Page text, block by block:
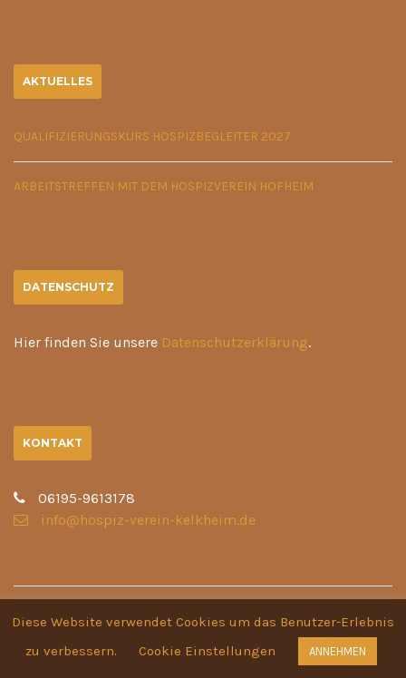
AKTUELLES
QUALIFIZIERUNGSKURS HOSPIZBEGLEITER 2027
ARBEITSTREFFEN MIT DEM HOSPIZVEREIN HOFHEIM
DATENSCHUTZ
Hier finden Sie unsere Datenschutzerklärung.
KONTAKT
06195-9613178
info@hospiz-verein-kelkheim.de
Copyright © 2026 -Charity WordPress Themes
Diese Website verwendet Cookies um das Benutzer-Erlebnis
zu verbessern.
Cookie Einstellungen ANNEHMEN